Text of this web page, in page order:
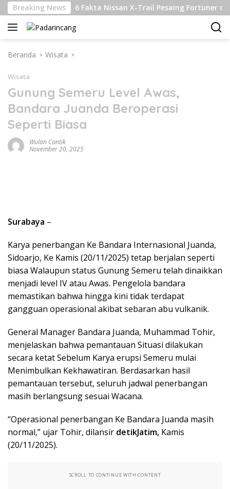
Langsung
ke
konten
Breaking News6 Fakta Nissan X-Trail Pesaing Fortuner dan
Beranda Wisata
Wisata
Gunung Semeru Level Awas,
Bandara Juanda Beroperasi
Seperti Biasa
Wulan Cantik
November 20, 2025
Surabaya –
Karya penerbangan Ke Bandara Internasional Juanda,
Sidoarjo, Ke Kamis (20/11/2025) tetap berjalan seperti
biasa Walaupun status Gunung Semeru telah dinaikkan
menjadi level IV atau Awas. Pengelola bandara
memastikan bahwa hingga kini tidak terdapat
gangguan operasional akibat sebaran abu vulkanik.
General Manager Bandara Juanda, Muhammad Tohir,
menjelaskan bahwa pemantauan Situasi dilakukan
secara ketat Sebelum Karya erupsi Semeru mulai
Menimbulkan Kekhawatiran. Berdasarkan hasil
pemantauan tersebut, seluruh jadwal penerbangan
masih berlangsung sesuai Wacana.
“Operasional penerbangan Ke Bandara Juanda masih
normal,” ujar Tohir, dilansir detikJatim, Kamis
(20/11/2025).
SCROLL TO CONTINUE WITH CONTENT